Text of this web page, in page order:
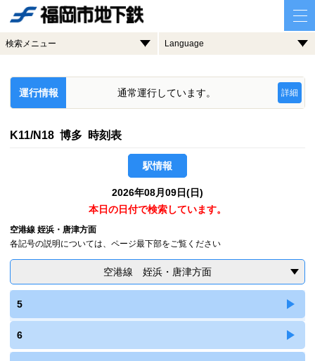
検索メニュー Language
運行情報 通常運行しています。 詳細
K11/N18 博多 時刻表
駅情報
2026年08月09日(日)
本日の日付で検索しています。
空港線 姪浜・唐津方面
各記号の説明については、ページ最下部をご覧ください
空港線 姪浜・唐津方面
5
6